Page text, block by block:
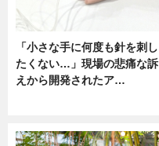
「小さな手に何度も針を刺し
たくない…」現場の悲痛な訴
えから開発されたア…